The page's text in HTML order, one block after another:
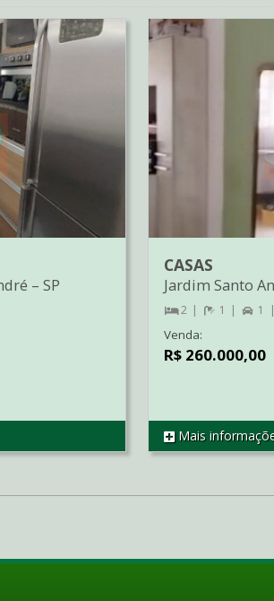
– SP
REF SO2781
CASAS
Jardim Santo
2 1 1
Venda:
R$ 260.000,00
Mais